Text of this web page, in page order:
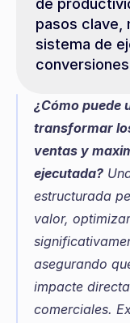
de
pasos clave,
sistema de
¿Cómo puede
transformar
ventas y
ejecutada?
estructurada
valor,
asegurando
impacte
comerciales.